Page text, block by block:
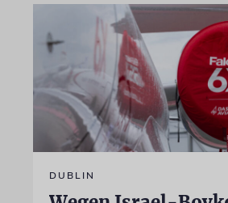
DUBLIN